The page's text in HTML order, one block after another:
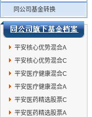
同公司基金转换
平安核心优势混合A
平安核心优势混合C
平安医疗健康混合C
平安医疗健康混合A
平安医药精选股票C
平安医药精选股票A